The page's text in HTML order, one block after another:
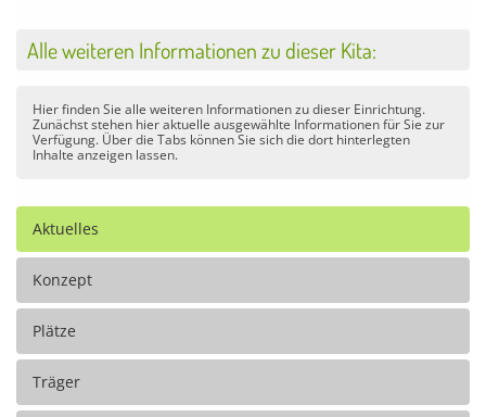
Alle weiteren Informationen zu dieser Kita:
Hier finden Sie alle weiteren Informationen zu dieser Einrichtung.
Zunächst stehen hier aktuelle ausgewählte Informationen für Sie zur
Verfügung. Über die Tabs können Sie sich die dort hinterlegten
Inhalte anzeigen lassen.
Aktuelles
Konzept
Plätze
Träger